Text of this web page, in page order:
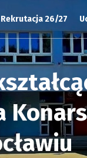
Rekrutacja 26/27